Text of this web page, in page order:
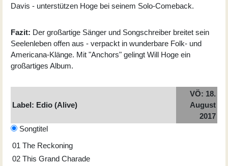
Davis - unterstützen Hoge bei seinem Solo-Comeback.
Fazit: Der großartige Sänger und Songschreiber breitet sein
Seelenleben offen aus - verpackt in wunderbare Folk- und
Americana-Klänge. Mit "Anchors" gelingt Will Hoge ein
großartiges Album.
Label: Edio (Alive)
VÖ: 18.
August
2017
Songtitel
01 The Reckoning
02 This Grand Charade